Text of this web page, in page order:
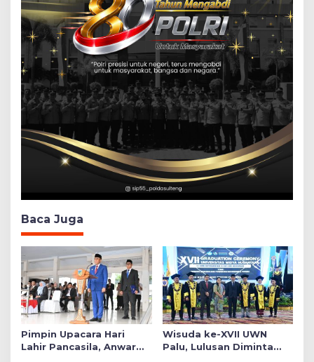
Baca Juga
Pimpin Upacara Hari
Lahir Pancasila, Anwar
Wisuda ke-XVII UWN
Palu, Lulusan Diminta